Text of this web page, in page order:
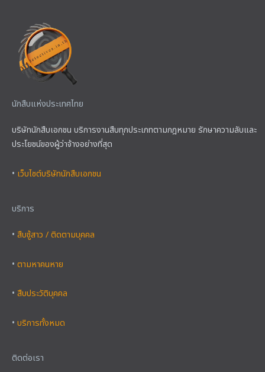
นักสืบแห่งประเทศไทย
บริษัทนักสืบเอกชน บริการงานสืบทุกประเภทตามกฎหมาย รักษาความลับและ
ประโยชน์ของผู้ว่าจ้างอย่างที่สุด
• เว็บไซต์บริษัทนักสืบเอกชน
บริการ
• สืบชู้สาว / ติดตามบุคคล
• ตามหาคนหาย
• สืบประวัติบุคคล
• บริการทั้งหมด
ติดต่อเรา